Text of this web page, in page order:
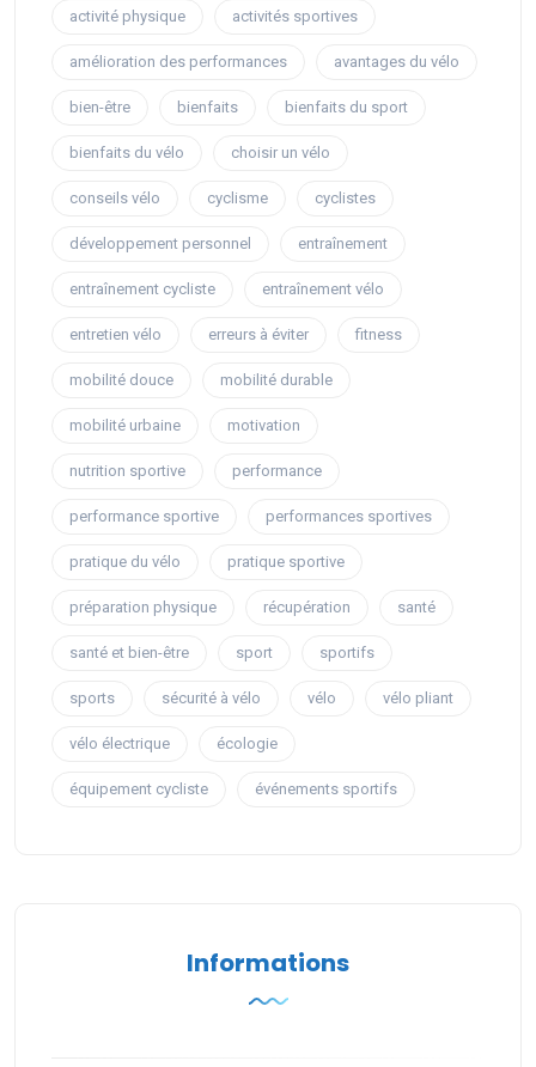
activité physique activités sportives
amélioration des performances avantages du vélo
bien-être bienfaits bienfaits du sport
bienfaits du vélo choisir un vélo
conseils vélo cyclisme cyclistes
développement personnel entraînement
entraînement cycliste entraînement vélo
entretien vélo erreurs à éviter fitness
mobilité douce mobilité durable
mobilité urbaine motivation
nutrition sportive performance
performance sportive performances sportives
pratique du vélo pratique sportive
préparation physique récupération santé
santé et bien-être sport sportifs
sports sécurité à vélo vélo vélo pliant
vélo électrique écologie
équipement cycliste événements sportifs
Informations